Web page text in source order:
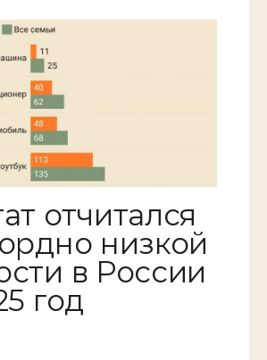
отчитался
низкой
в России
год